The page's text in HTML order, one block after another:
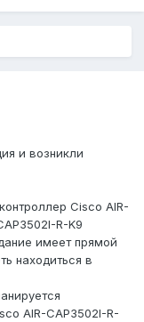
и возникли
Cisco AIR-
R-K9
имеет прямой
находиться в
AIR-CAP3502I-R-